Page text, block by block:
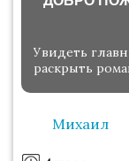
Увидеть
раскрыть
Михаил